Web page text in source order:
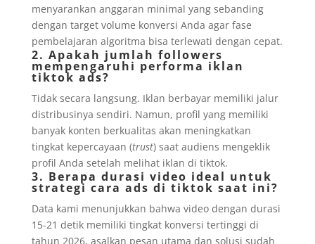
menyarankan anggaran minimal yang sebanding
dengan target volume konversi Anda agar fase
pembelajaran algoritma bisa terlewati dengan cepat.
2. Apakah jumlah followers
mempengaruhi performa iklan
tiktok ads?
Tidak secara langsung. Iklan berbayar memiliki jalur
distribusinya sendiri. Namun, profil yang memiliki
banyak konten berkualitas akan meningkatkan
tingkat kepercayaan (trust) saat audiens mengeklik
profil Anda setelah melihat iklan di tiktok.
3. Berapa durasi video ideal untuk
strategi cara ads di tiktok saat ini?
Data kami menunjukkan bahwa video dengan durasi
15-21 detik memiliki tingkat konversi tertinggi di
tahun 2026, asalkan pesan utama dan solusi sudah